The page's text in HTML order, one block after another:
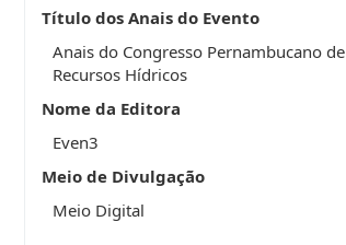
Título dos Anais do Evento
Anais do Congresso Pernambucano de
Recursos Hídricos
Nome da Editora
Even3
Meio de Divulgação
Meio Digital